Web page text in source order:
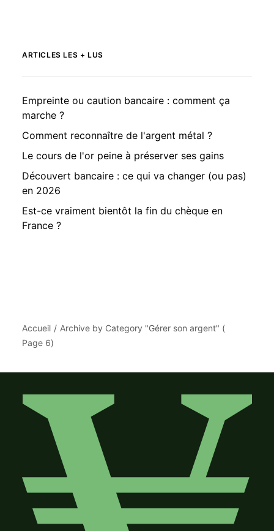
ARTICLES LES + LUS
Empreinte ou caution bancaire : comment ça
marche ?
Comment reconnaître de l'argent métal ?
Le cours de l'or peine à préserver ses gains
Découvert bancaire : ce qui va changer (ou pas)
en 2026
Est-ce vraiment bientôt la fin du chèque en
France ?
Accueil Archive by Category "Gérer son argent" (
Page 6)